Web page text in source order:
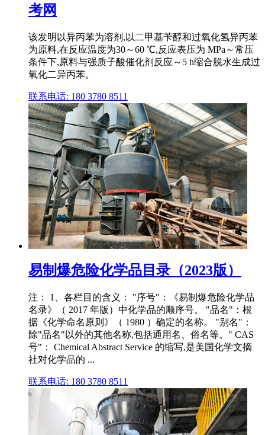
考网
该发明以异丙苯为溶剂,以二甲基苄醇和过氧化氢异丙苯
为原料,在反应温度为30～60 ℃,反应表压为 MPa～常压
条件下,原料与强质子酸催化剂反应～5 h缩合脱水生成过
氧化二异丙苯。
联系电话: 180 3780 8511
易制爆危险化学品目录（2023版）
注： 1、各栏目的含义： "序号"：《易制爆危险化学品
名录》（ 2017 年版）中化学品的顺序号。 "品名"：根
据《化学命名原则》（ 1980 ）确定的名称。 "别名"：
除"品名"以外的其他名称,包括通用名、俗名等。" CAS
号"： Chemical Abstract Service 的缩写,是美国化学文摘
社对化学品的 ...
联系电话: 180 3780 8511